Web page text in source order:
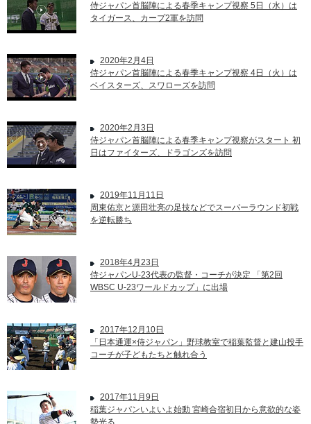
侍ジャパン首脳陣による春季キャンプ視察 5日（水）は
タイガース、カープ2軍を訪問
2020年2月4日
侍ジャパン首脳陣による春季キャンプ視察 4日（火）は
ベイスターズ、スワローズを訪問
2020年2月3日
侍ジャパン首脳陣による春季キャンプ視察がスタート 初
日はファイターズ、ドラゴンズを訪問
2019年11月11日
周東佑京と源田壮亮の足技などでスーパーラウンド初戦
を逆転勝ち
2018年4月23日
侍ジャパンU-23代表の監督・コーチが決定 「第2回
WBSC U-23ワールドカップ」に出場
2017年12月10日
「日本通運×侍ジャパン」野球教室で稲葉監督と建山投手
コーチが子どもたちと触れ合う
2017年11月9日
稲葉ジャパンいよいよ始動 宮崎合宿初日から意欲的な姿
勢光る